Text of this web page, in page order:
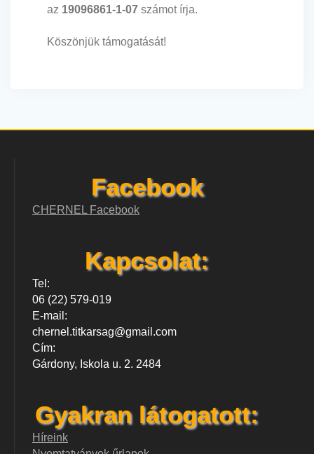
az 19096861-1-07 számot írja.
Köszönjük támogatását!
Facebook
CHERNEL Facebook
Kapcsolat:
Tel:
06 (22) 579-019
E-mail:
chernel.titkarsag@gmail.com
Cím:
Gárdony, Iskola u. 2. 2484
Gyakran látogatott:
Híreink